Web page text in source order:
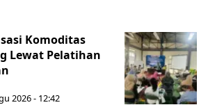
Komoditas
Lewat Pelatihan
2026 - 12:42